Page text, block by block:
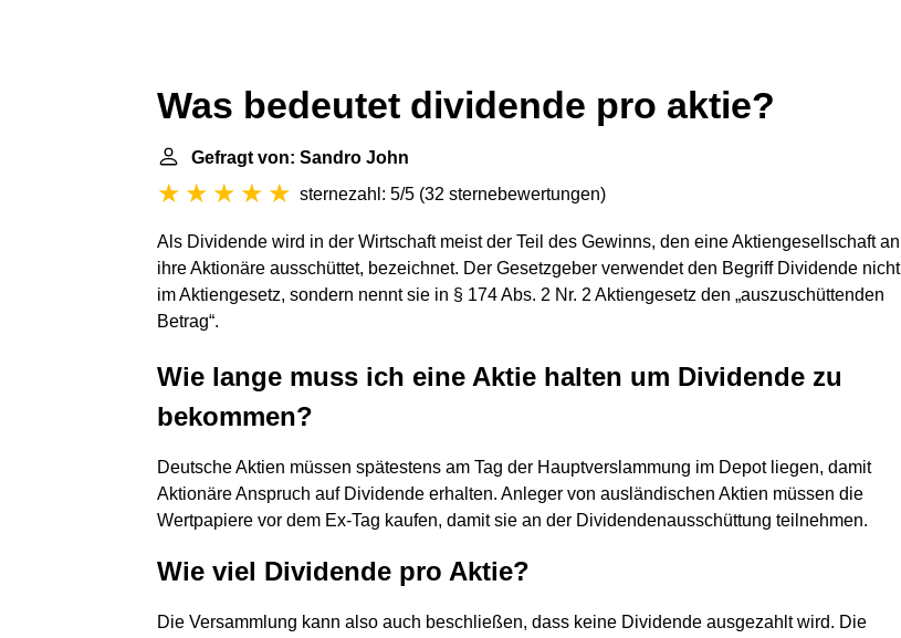
Was bedeutet dividende pro aktie?
Gefragt von: Sandro John
sternezahl: 5/5 (32 sternebewertungen)
Als Dividende wird in der Wirtschaft meist der Teil des Gewinns, den eine Aktiengesellschaft an
ihre Aktionäre ausschüttet, bezeichnet. Der Gesetzgeber verwendet den Begriff Dividende nicht
im Aktiengesetz, sondern nennt sie in § 174 Abs. 2 Nr. 2 Aktiengesetz den „auszuschüttenden
Betrag“.
Wie lange muss ich eine Aktie halten um Dividende zu
bekommen?
Deutsche Aktien müssen spätestens am Tag der Hauptverslammung im Depot liegen, damit
Aktionäre Anspruch auf Dividende erhalten. Anleger von ausländischen Aktien müssen die
Wertpapiere vor dem Ex-Tag kaufen, damit sie an der Dividendenausschüttung teilnehmen.
Wie viel Dividende pro Aktie?
Die Versammlung kann also auch beschließen, dass keine Dividende ausgezahlt wird. Die